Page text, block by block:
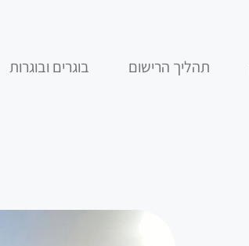
תהליך הרישום בוגרים ובוגרות